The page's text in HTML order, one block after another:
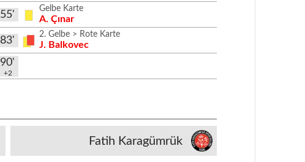
55'
Gelbe Karte
A. Çınar
83'
2. Gelbe > Rote Karte
J. Balkovec
90'
+2
Fatih Karagümrük